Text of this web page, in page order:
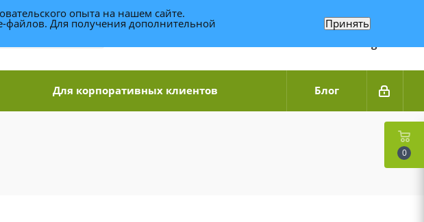
+7 (989) 95-14-014
Связаться по WhatsApp
Для корпоративных клиентов Блог
0
опыта на нашем сайте.
файлов. Для получения дополнительной Принять